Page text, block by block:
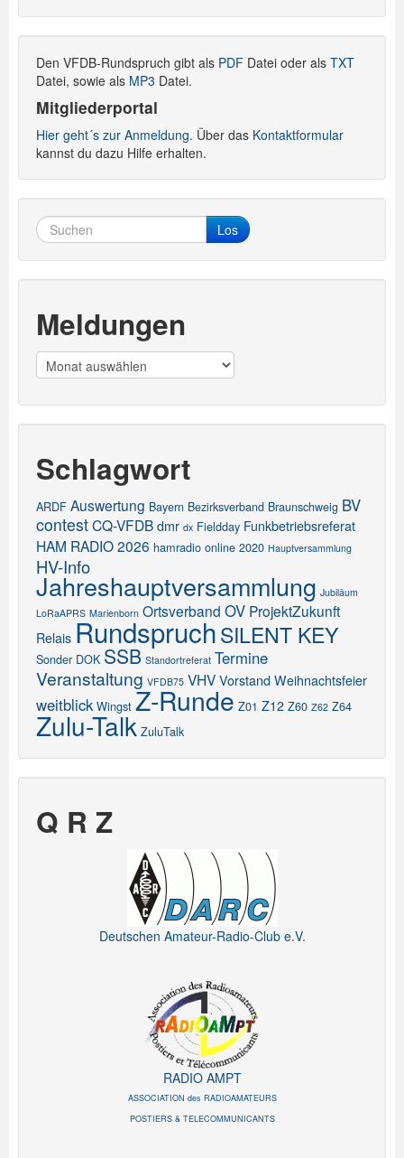
Den VFDB-Rundspruch gibt als PDF Datei oder als TXT
Datei, sowie als MP3 Datei.
Mitgliederportal
Hier geht´s zur Anmeldung. Über das Kontaktformular
kannst du dazu Hilfe erhalten.
Los
Meldungen
Meldungen
Schlagwort
ARDF Auswertung Bayern Bezirksverband Braunschweig BV
contestCQ-VFDB dmr dx Fieldday Funkbetriebsreferat
HAM RADIO 2026 hamradio online 2020 Hauptversammlung
HV-Info
Jahreshauptversammlung Jubiläum
LoRaAPRS Marienborn Ortsverband OV ProjektZukunft
Relais RundspruchSILENT KEY
Sonder DOK SSB Standortreferat Termine
Veranstaltung VFDB75 VHV Vorstand Weihnachtsfeier
weitblick Wingst Z-Runde Z01 Z12 Z60 Z62 Z64
Zulu-Talk ZuluTalk
Q R Z
Deutschen Amateur-Radio-Club e.V.
RADIO AMPT
ASSOCIATION des RADIOAMATEURS
POSTIERS & TELECOMMUNICANTS